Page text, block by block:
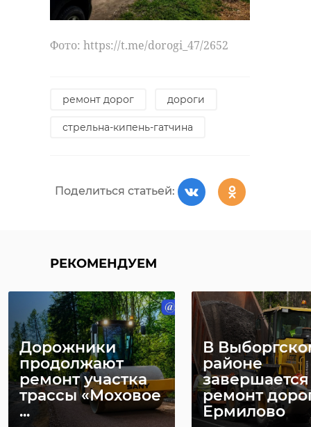
Фото: https://t.me/dorogi_47/2652
ремонт дорог дороги
стрельна-кипень-гатчина
Поделиться статьей:
РЕКОМЕНДУЕМ
Дорожники
продолжают
ремонт участка
трассы «Моховое
...
В
районе
завершается
ремонт
Ермилово